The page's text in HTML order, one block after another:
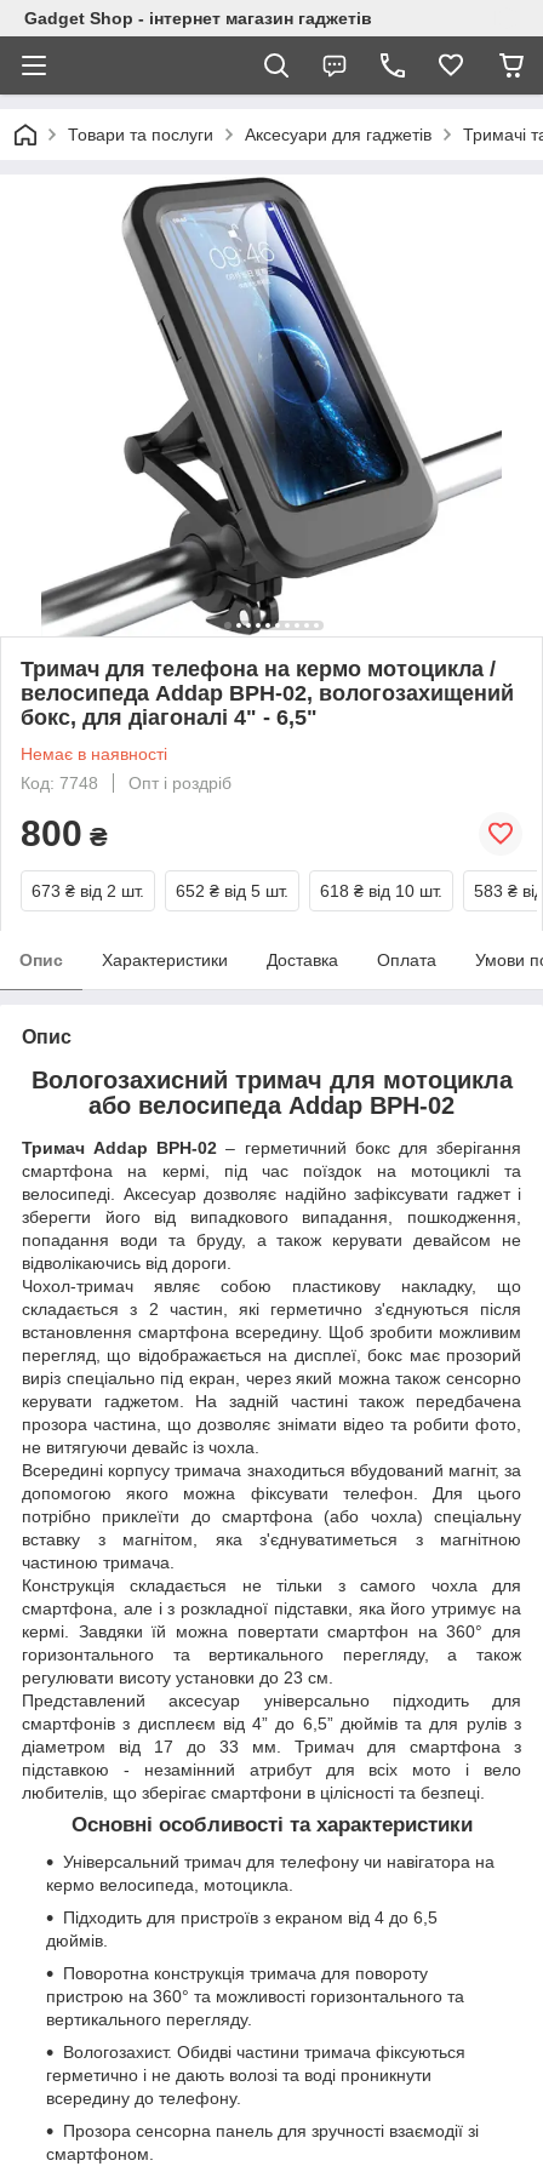
Gadget Shop - інтернет магазин гаджетів
Товари та послуги Аксесуари для гаджетів Тримачі
Тримач для телефона на кермо мотоцикла /
велосипеда Addap BPH-02, вологозахищений
бокс, для діагоналі 4" - 6,5"
Немає в наявності
Код: 7748
Опт і роздріб
800 ₴
673 ₴ від 2 шт. 652 ₴ від 5 шт. 618 ₴ від 10 шт. 583 ₴
Опис Характеристики Доставка Оплата Умови
Опис
Вологозахисний тримач для мотоцикла
або велосипеда Addap BPH-02
Тримач Addap BPH-02 – герметичний бокс для зберігання
смартфона на кермі, під час поїздок на мотоциклі та
велосипеді. Аксесуар дозволяє надійно зафіксувати гаджет і
зберегти його від випадкового випадання, пошкодження,
попадання води та бруду, а також керувати девайсом не
відволікаючись від дороги.
Чохол-тримач являє собою пластикову накладку, що
складається з 2 частин, які герметично з'єднуються після
встановлення смартфона всередину. Щоб зробити можливим
перегляд, що відображається на дисплеї, бокс має прозорий
виріз спеціально під екран, через який можна також сенсорно
керувати гаджетом. На задній частині також передбачена
прозора частина, що дозволяє знімати відео та робити фото,
не витягуючи девайс із чохла.
Всередині корпусу тримача знаходиться вбудований магніт, за
допомогою якого можна фіксувати телефон. Для цього
потрібно приклеїти до смартфона (або чохла) спеціальну
вставку з магнітом, яка з'єднуватиметься з магнітною
частиною тримача.
Конструкція складається не тільки з самого чохла для
смартфона, але і з розкладної підставки, яка його утримує на
кермі. Завдяки їй можна повертати смартфон на 360° для
горизонтального та вертикального перегляду, а також
регулювати висоту установки до 23 см.
Представлений аксесуар універсально підходить для
смартфонів з дисплеєм від 4” до 6,5” дюймів та для рулів з
діаметром від 17 до 33 мм. Тримач для смартфона з
підставкою - незамінний атрибут для всіх мото і вело
любителів, що зберігає смартфони в цілісності та безпеці.
Основні особливості та характеристики
Універсальний тримач для телефону чи навігатора на
кермо велосипеда, мотоцикла.
Підходить для пристроїв з екраном від 4 до 6,5
дюймів.
Поворотна конструкція тримача для повороту
пристрою на 360° та можливості горизонтального та
вертикального перегляду.
Вологозахист. Обидві частини тримача фіксуються
герметично і не дають волозі та воді проникнути
всередину до телефону.
Прозора сенсорна панель для зручності взаємодії зі
смартфоном.